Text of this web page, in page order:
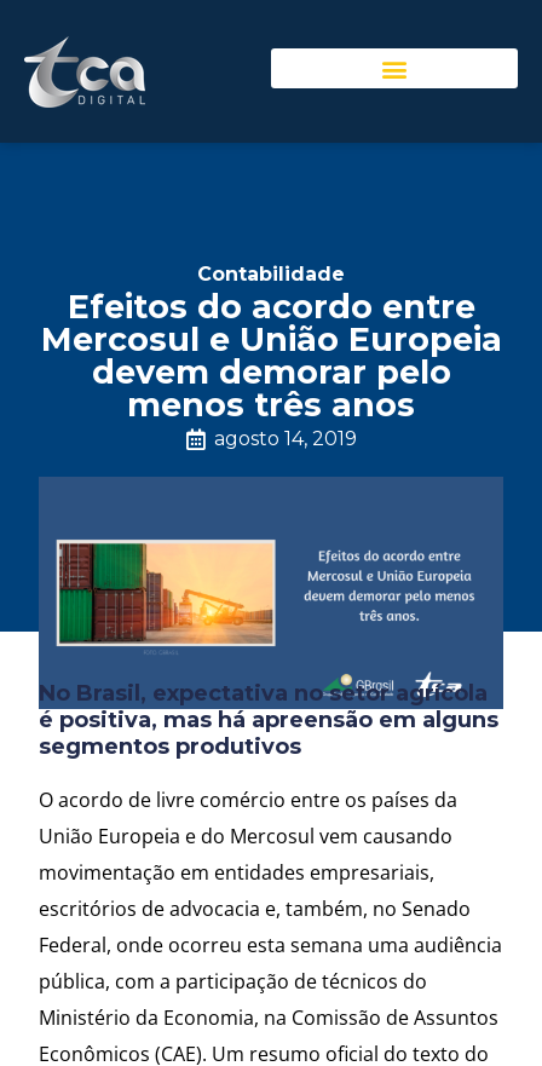
Contabilidade
Efeitos do acordo entre
Mercosul e União Europeia
devem demorar pelo
menos três anos
agosto 14, 2019
No Brasil, expectativa no setor agrícola
é positiva, mas há apreensão em alguns
segmentos produtivos
O acordo de livre comércio entre os países da
União Europeia e do Mercosul vem causando
movimentação em entidades empresariais,
escritórios de advocacia e, também, no Senado
Federal, onde ocorreu esta semana uma audiência
pública, com a participação de técnicos do
Ministério da Economia, na Comissão de Assuntos
Econômicos (CAE). Um resumo oficial do texto do